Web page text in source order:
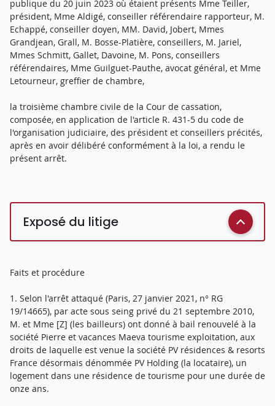
publique du 20 juin 2023 où étaient présents Mme Teiller,
président, Mme Aldigé, conseiller référendaire rapporteur, M.
Echappé, conseiller doyen, MM. David, Jobert, Mmes
Grandjean, Grall, M. Bosse-Platière, conseillers, M. Jariel,
Mmes Schmitt, Gallet, Davoine, M. Pons, conseillers
référendaires, Mme Guilguet-Pauthe, avocat général, et Mme
Letourneur, greffier de chambre,
la troisième chambre civile de la Cour de cassation,
composée, en application de l'article R. 431-5 du code de
l'organisation judiciaire, des président et conseillers précités,
après en avoir délibéré conformément à la loi, a rendu le
présent arrêt.
Exposé du litige
Faits et procédure
1. Selon l'arrêt attaqué (Paris, 27 janvier 2021, n° RG
19/14665), par acte sous seing privé du 21 septembre 2010,
M. et Mme [Z] (les bailleurs) ont donné à bail renouvelé à la
société Pierre et vacances Maeva tourisme exploitation, aux
droits de laquelle est venue la société PV résidences & resorts
France désormais dénommée PV Holding (la locataire), un
logement dans une résidence de tourisme pour une durée de
onze ans.